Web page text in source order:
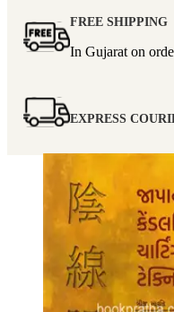
FREE SHIPPING
In Gujarat on
EXPRESS